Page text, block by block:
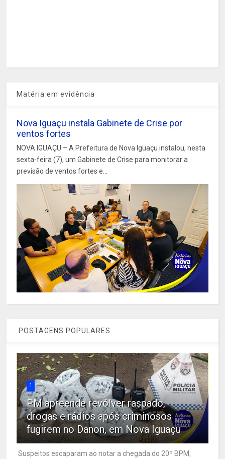
Matéria em evidência
Nova Iguaçu instala Gabinete de Crise por
ventos fortes
NOVA IGUAÇU – A Prefeitura de Nova Iguaçu instalou, nesta
sexta-feira (7), um Gabinete de Crise para monitorar a
previsão de ventos fortes e...
POSTAGENS POPULARES
1
PM apreende revólver raspado,
drogas e rádios após criminosos
fugirem no Danon, em Nova Iguaçu
Suspeitos escaparam ao notar a chegada do 20º BPM;